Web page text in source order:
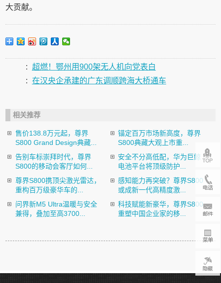
大贡献。
: 超燃！鄂州用900架无人机向党表白
: 在汉央企承建的广东调顺跨海大桥通车
相关推荐
售价138.8万元起，尊界
S800 Grand Design典藏...
锚定百万市场新高度，尊界
S800典藏大观上市重...
告别车标崇拜时代，尊界
S800的移动会客厅如何...
安全不分高低配，华为巨鲸
电池平台将顶级防护...
尊界S800携顶尖激光雷达，
重构百万级豪华车的...
感知能力再突破？尊界S800
或成新一代高精度激...
问界新M5 Ultra温暖与安全
兼得，叠加至高3700...
科技赋能新豪华，尊界S800
重塑中国企业家的移...